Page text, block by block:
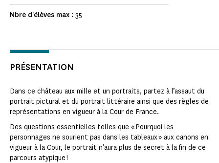
Nbre d'élèves max : 35
PRÉSENTATION
Dans ce château aux mille et un portraits, partez à l’assaut du
portrait pictural et du portrait littéraire ainsi que des règles de
représentations en vigueur à la Cour de France.
Des questions essentielles telles que « Pourquoi les
personnages ne sourient pas dans les tableaux » aux canons en
vigueur à la Cour, le portrait n’aura plus de secret à la fin de ce
parcours atypique !